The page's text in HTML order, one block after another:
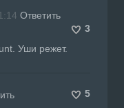
Ответить
3
Уши режет.
5